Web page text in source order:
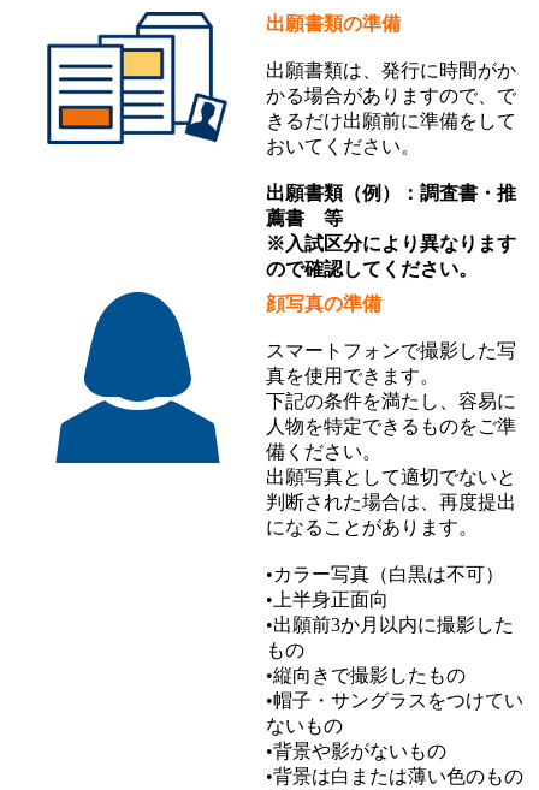
出願書類の準備
出願書類は、発行に時間がか
かる場合がありますので、で
きるだけ出願前に準備をして
おいてください。
出願書類（例）：調査書・推
薦書 等
※入試区分により異なります
ので確認してください。
顔写真の準備
スマートフォンで撮影した写
真を使用できます。
下記の条件を満たし、容易に
人物を特定できるものをご準
備ください。
出願写真として適切でないと
判断された場合は、再度提出
になることがあります。
•カラー写真（白黒は不可）
•上半身正面向
•出願前3か月以内に撮影した
もの
•縦向きで撮影したもの
•帽子・サングラスをつけてい
ないもの
•背景や影がないもの
•背景は白または薄い色のもの